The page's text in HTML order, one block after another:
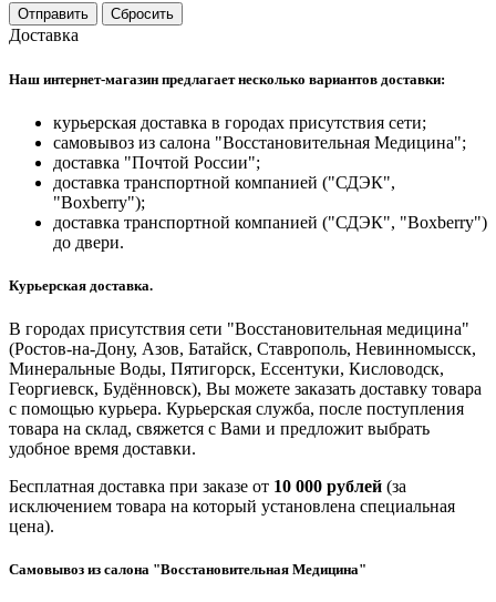
Отправить Сбросить
Доставка
Наш интернет-магазин предлагает несколько вариантов доставки:
курьерская доставка в городах присутствия сети;
самовывоз из салона "Восстановительная Медицина";
доставка "Почтой России";
доставка транспортной компанией ("СДЭК",
"Boxberry");
доставка транспортной компанией ("СДЭК", "Boxberry")
до двери.
Курьерская доставка.
В городах присутствия сети "Восстановительная медицина"
(Ростов-на-Дону, Азов, Батайск, Ставрополь, Невинномысск,
Минеральные Воды, Пятигорск, Ессентуки, Кисловодск,
Георгиевск, Будённовск), Вы можете заказать доставку товара
с помощью курьера. Курьерская служба, после поступления
товара на склад, свяжется с Вами и предложит выбрать
удобное время доставки.
Бесплатная доставка при заказе от 10 000 рублей (за
исключением товара на который установлена специальная
цена).
Самовывоз из салона "Восстановительная Медицина"